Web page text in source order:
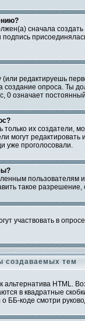
сначала
(или редактируешь
создание опроса. Ты
означает
только их создатели,
могут
уже проголосовали.
пользователям
такое разрешение,
участвовать в
создаваемых тем
альтернатива
в квадратные
коде смотри